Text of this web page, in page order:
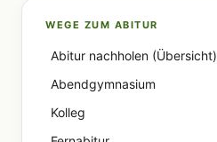
WEGE ZUM ABITUR
Abitur nachholen (Übersicht)
Abendgymnasium
Kolleg